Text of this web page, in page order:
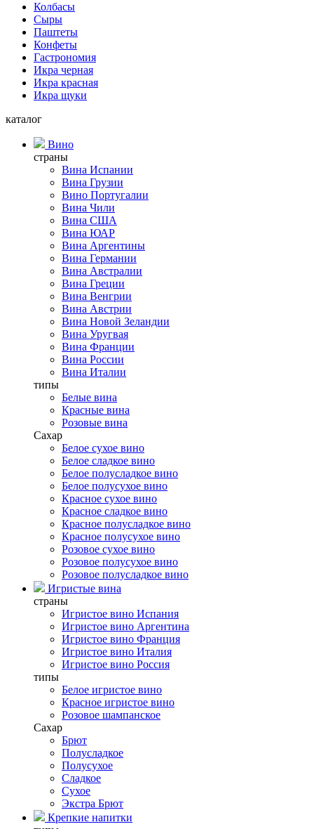
Колбасы
Сыры
Паштеты
Конфеты
Гастрономия
Икра черная
Икра красная
Икра щуки
каталог
Вино
страны
Вина Испании
Вина Грузии
Вино Португалии
Вина Чили
Вина США
Вина ЮАР
Вина Аргентины
Вина Германии
Вина Австралии
Вина Греции
Вина Венгрии
Вина Австрии
Вина Новой Зеландии
Вина Уругвая
Вина Франции
Вина России
Вина Италии
типы
Белые вина
Красные вина
Розовые вина
Сахар
Белое сухое вино
Белое сладкое вино
Белое полусладкое вино
Белое полусухое вино
Красное сухое вино
Красное сладкое вино
Красное полусладкое вино
Красное полусухое вино
Розовое сухое вино
Розовое полусухое вино
Розовое полусладкое вино
Игристые вина
страны
Игристое вино Испания
Игристое вино Аргентина
Игристое вино Франция
Игристое вино Италия
Игристое вино Россия
типы
Белое игристое вино
Красное игристое вино
Розовое шампанское
Сахар
Брют
Полусладкое
Полусухое
Сладкое
Сухое
Экстра Брют
Крепкие напитки